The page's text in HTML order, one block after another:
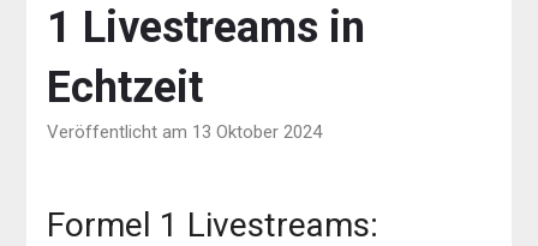
1 Livestreams in
Echtzeit
Veröffentlicht am 13 Oktober 2024
Formel 1 Livestreams: